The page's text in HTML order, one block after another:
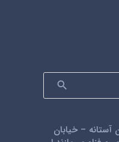
آستانه – خیابان